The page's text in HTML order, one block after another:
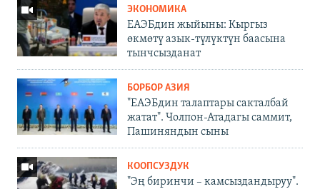
ЭКОНОМИКА
ЕАЭБдин жыйыны: Кыргыз
өкмөтү азык-түлүктүн баасына
тынчсызданат
БОРБОР АЗИЯ
"ЕАЭБдин талаптары сакталбай
жатат". Чолпон-Атадагы саммит,
Пашиняндын сыны
КООПСУЗДУК
"Эң биринчи – камсыздандыруу".